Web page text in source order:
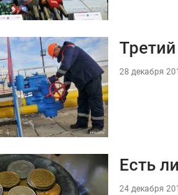
28 декабря
Есть
24 декабря